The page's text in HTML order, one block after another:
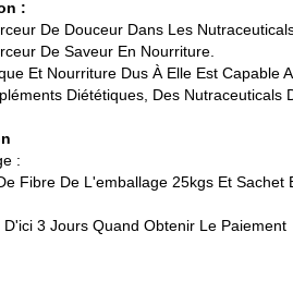
:
De Douceur Dans Les
De Saveur En Nourriture.
Et Nourriture Dus À Elle Est Capable
Diététiques, Des
:
Fibre De L'emballage 25kgs Et
3 Jours Quand Obtenir Le Paiement